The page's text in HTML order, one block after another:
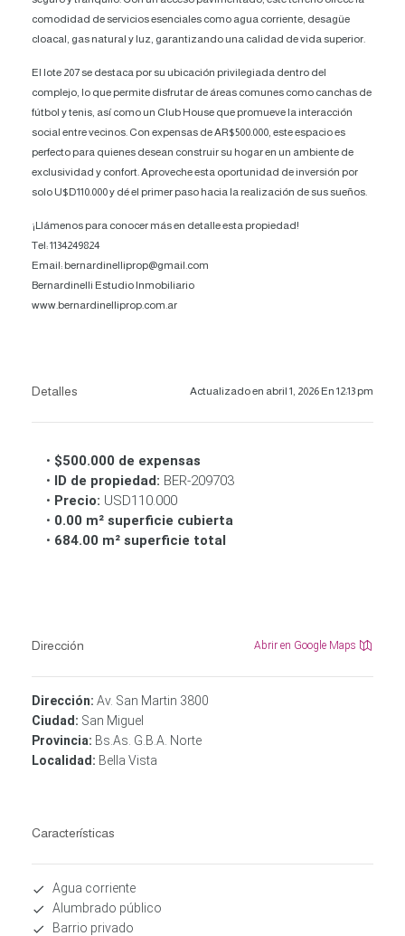
comodidad de servicios esenciales como agua corriente, desagüe
cloacal, gas natural y luz, garantizando una calidad de vida superior.
El lote 207 se destaca por su ubicación privilegiada dentro del
complejo, lo que permite disfrutar de áreas comunes como canchas de
fútbol y tenis, así como un Club House que promueve la interacción
social entre vecinos. Con expensas de AR$500.000, este espacio es
perfecto para quienes desean construir su hogar en un ambiente de
exclusividad y confort. Aproveche esta oportunidad de inversión por
solo U$D110.000 y dé el primer paso hacia la realización de sus sueños.
¡Llámenos para conocer más en detalle esta propiedad!
Tel: 1134249824
Email: bernardinelliprop@gmail.com
Bernardinelli Estudio Inmobiliario
www.bernardinelliprop.com.ar
Detalles Actualizado en abril 1, 2026 En 12:13 pm
• $500.000 de expensas
• ID de propiedad: BER-209703
• Precio: USD110.000
• 0.00 m² superficie cubierta
• 684.00 m² superficie total
Dirección Abrir en Google Maps
Dirección: Av. San Martin 3800
Ciudad: San Miguel
Provincia: Bs.As. G.B.A. Norte
Localidad: Bella Vista
Características
Agua corriente
Alumbrado público
Barrio privado